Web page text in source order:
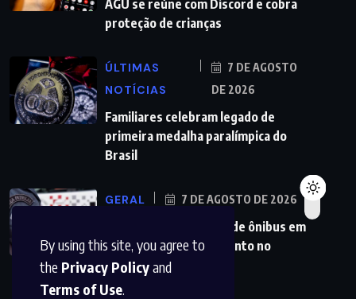
By using this site, you agree to
the Privacy Policyand
Terms of Use.
AGU se reúne com Discord e cobra
proteção de crianças
ÚLTIMAS
NOTÍCIAS
7 DE AGOSTO
DE 2026
Familiares celebram legado de
primeira medalha paralímpica do
Brasil
GERAL 7 DE AGOSTO DE 2026
PMs detêm motorista de ônibus em
SP após desentendimento no